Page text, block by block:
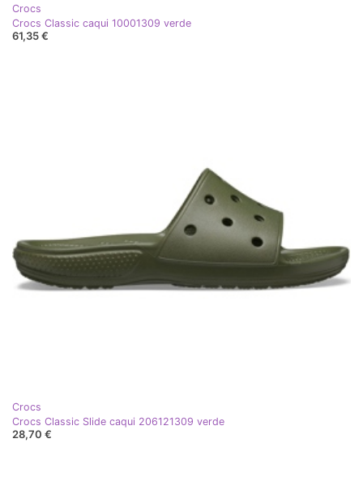
Crocs
Crocs Classic caqui 10001309 verde
61,35 €
Crocs
Crocs Classic Slide caqui 206121309 verde
28,70 €